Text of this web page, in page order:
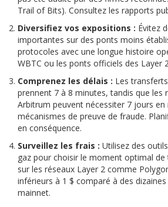
Trail of Bits). Consultez les rapports
Diversifiez vos expositions : Évitez
importantes sur des ponts moins
protocoles avec une longue histoire
WBTC ou les ponts officiels des Layer
Comprenez les délais : Les
prennent 7 à 8 minutes, tandis que les
Arbitrum peuvent nécessiter 7 jours en
mécanismes de preuve de fraude.
en conséquence.
Surveillez les frais : Utilisez des
gaz pour choisir le moment optimal
sur les réseaux Layer 2 comme
inférieurs à 1 $ comparé à des
mainnet.